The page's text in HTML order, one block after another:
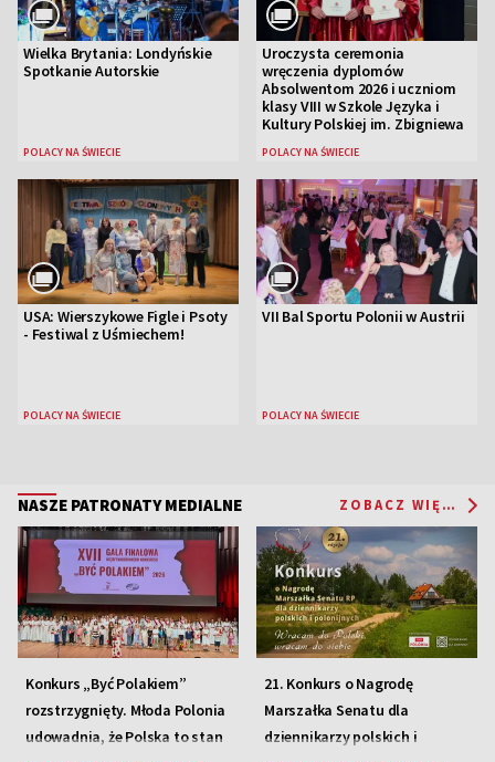
Wielka Brytania: Londyńskie
Spotkanie Autorskie
POLACY NA ŚWIECIE
Uroczysta ceremonia
wręczenia dyplomów
Absolwentom 2026 i uczniom
klasy VIII w Szkole Języka i
Kultury Polskiej im. Zbigniewa
POLACY NA ŚWIECIE
USA: Wierszykowe Figle i Psoty
- Festiwal z Uśmiechem!
POLACY NA ŚWIECIE
VII Bal Sportu Polonii w Austrii
POLACY NA ŚWIECIE
NASZE PATRONATY MEDIALNE ZOBACZ WIĘCEJ
Konkurs „Być Polakiem”
rozstrzygnięty. Młoda Polonia
udowadnia, że Polska to stan
21. Konkurs o Nagrodę
Marszałka Senatu dla
dziennikarzy polskich i